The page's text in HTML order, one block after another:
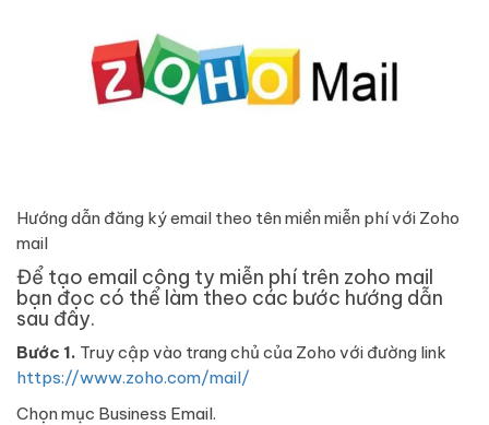
Hướng dẫn đăng ký email theo tên miền miễn phí với Zoho
mail
Để tạo email công ty miễn phí trên zoho mail
bạn đọc có thể làm theo các bước hướng dẫn
sau đây.
Bước 1. Truy cập vào trang chủ của Zoho với đường link
https://www.zoho.com/mail/
Chọn mục Business Email.